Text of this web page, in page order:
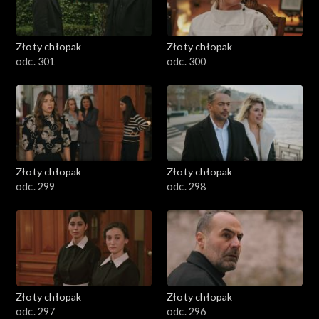
Złoty chłopak
odc. 301
Złoty chłopak
odc. 300
Złoty chłopak
odc. 299
Złoty chłopak
odc. 298
Złoty chłopak
odc. 297
Złoty chłopak
odc. 296